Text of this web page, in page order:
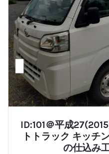
ID:101＠平成
トトラック キッチ
の仕込み